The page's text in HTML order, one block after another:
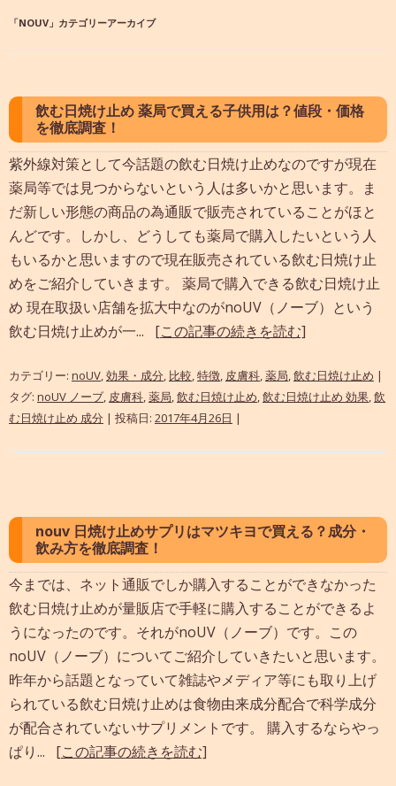
「NOUV 」カテゴリーアーカイブ
飲む日焼け止め 薬局で買える子供用は？値段・価格
を徹底調査！
紫外線対策として今話題の飲む日焼け止めなのですが現在
薬局等では見つからないという人は多いかと思います。ま
だ新しい形態の商品の為通販で販売されていることがほと
んどです。しかし、どうしても薬局で購入したいという人
もいるかと思いますので現在販売されている飲む日焼け止
めをご紹介していきます。 薬局で購入できる飲む日焼け止
め 現在取扱い店舗を拡大中なのがnoUV（ノーブ）という
飲む日焼け止めが一... [この記事の続きを読む]
カテゴリー: noUV,効果・成分, 比較,特徴, 皮膚科,薬局,飲む日焼け止め |
タグ: noUV ノーブ, 皮膚科,薬局,飲む日焼け止め,飲む日焼け止め 効果,飲
む日焼け止め 成分 | 投稿日: 2017年4月26日 |
nouv 日焼け止めサプリはマツキヨで買える？成分・
飲み方を徹底調査！
今までは、ネット通販でしか購入することができなかった
飲む日焼け止めが量販店で手軽に購入することができるよ
うになったのです。それがnoUV（ノーブ）です。この
noUV（ノーブ）についてご紹介していきたいと思います。
昨年から話題となっていて雑誌やメディア等にも取り上げ
られている飲む日焼け止めは食物由来成分配合で科学成分
が配合されていないサプリメントです。 購入するならやっ
ぱり... [この記事の続きを読む]